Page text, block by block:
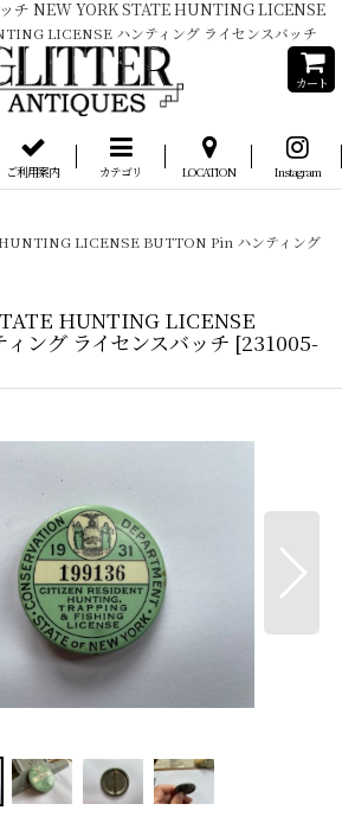
チ NEW YORK STATE HUNTING LICENSE
LICENSE ハンティング ライセンスバッチ
カート
ご利用案内 カテゴリ LOCATION Instagram
LICENSE BUTTON Pin ハンティング
HUNTING LICENSE
ング ライセンスバッチ [231005-